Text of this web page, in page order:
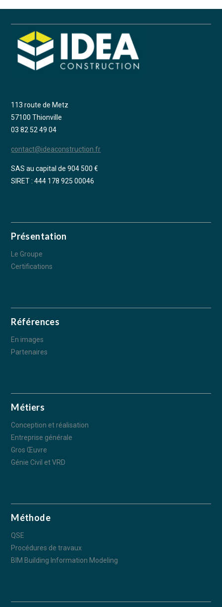
113 route de Metz
57100 Thionville
03 82 52 49 04
contact@ideaconstruction.fr
SAS au capital de 904 500 €
SIRET : 444 178 925 00046
Présentation
Le Groupe
Certifications
Références
En images
Partenaires
Métiers
Conception et réalisation
Entreprise générale
Gros Œuvre
Génie Civil et VRD
Méthode
QSE
Procédures de travaux
BIM Building Information Modeling